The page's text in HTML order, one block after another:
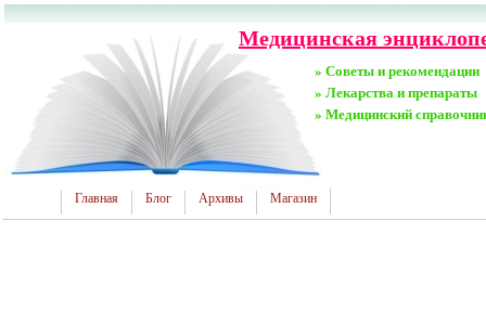
Медицинская
» Советы и рекомендации
» Лекарства и препараты
» Медицинский
Главная Блог Архивы Магазин